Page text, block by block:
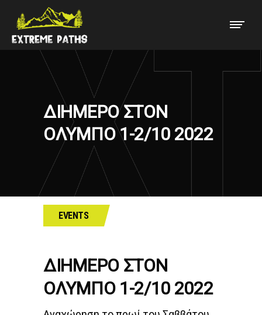
ΔΙΗΜΕΡΟ ΣΤΟΝ
ΟΛΥΜΠΟ 1-2/10 2022
EVENTS
ΔΙΗΜΕΡΟ ΣΤΟΝ
ΟΛΥΜΠΟ 1-2/10 2022